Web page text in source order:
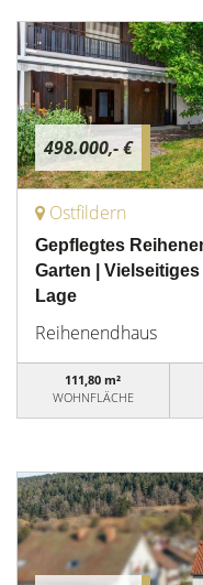
498.000,- €
Ostfildern
Gepflegtes
Garten |
Lage
Reihenendhaus
111,80 m²
WOHNFLÄCHE